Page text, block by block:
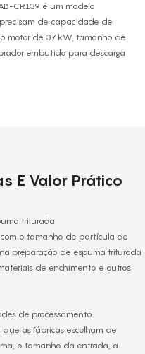
CR139 é um modelo
de capacidade de
motor de 37 kW, tamanho de
embutido para descarga
E Valor Prático
triturada
o tamanho de partícula de
preparação de espuma triturada
de enchimento e outros
de processamento
as fábricas escolham de
o tamanho da entrada, a